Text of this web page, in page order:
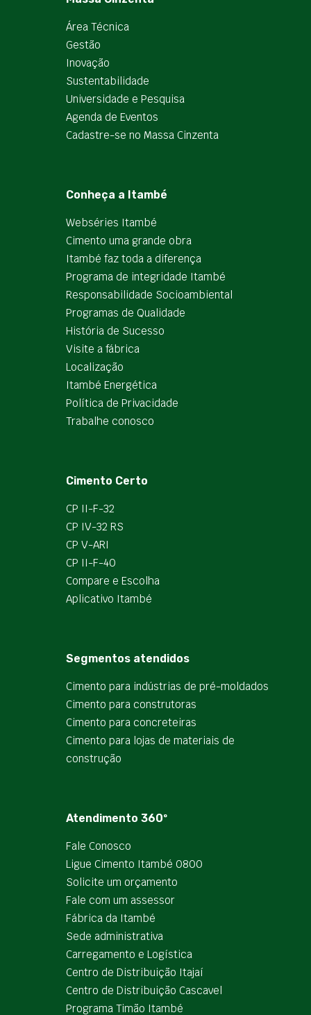
Área Técnica
Gestão
Inovação
Sustentabilidade
Universidade e Pesquisa
Agenda de Eventos
Cadastre-se no Massa Cinzenta
Conheça a Itambé
Webséries Itambé
Cimento uma grande obra
Itambé faz toda a diferença
Programa de integridade Itambé
Responsabilidade Socioambiental
Programas de Qualidade
História de Sucesso
Visite a fábrica
Localização
Itambé Energética
Política de Privacidade
Trabalhe conosco
Cimento Certo
CP II-F-32
CP IV-32 RS
CP V-ARI
CP II-F-40
Compare e Escolha
Aplicativo Itambé
Segmentos atendidos
Cimento para indústrias de pré-moldados
Cimento para construtoras
Cimento para concreteiras
Cimento para lojas de materiais de
construção
Atendimento 360º
Fale Conosco
Ligue Cimento Itambé 0800
Solicite um orçamento
Fale com um assessor
Fábrica da Itambé
Sede administrativa
Carregamento e Logística
Centro de Distribuição Itajaí
Centro de Distribuição Cascavel
Programa Timão Itambé